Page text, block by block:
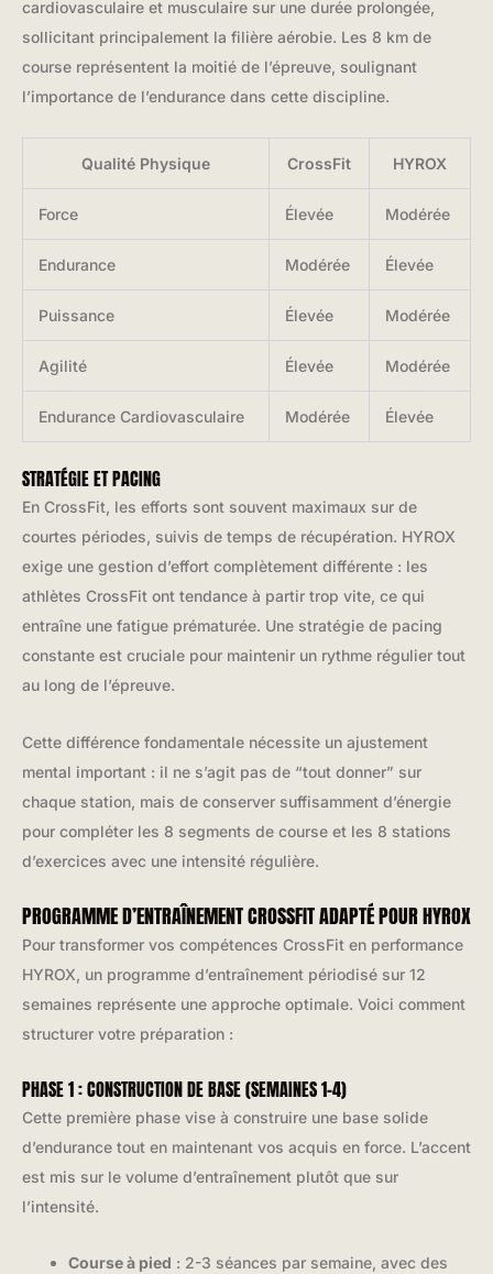
cardiovasculaire et musculaire sur une durée prolongée,
sollicitant principalement la filière aérobie. Les 8 km de
course représentent la moitié de l’épreuve, soulignant
l’importance de l’endurance dans cette discipline.
Qualité Physique CrossFit HYROX
Force Élevée Modérée
Endurance Modérée Élevée
Puissance Élevée Modérée
Agilité Élevée Modérée
Endurance Cardiovasculaire Modérée Élevée
STRATÉGIE ET PACING
En CrossFit, les efforts sont souvent maximaux sur de
courtes périodes, suivis de temps de récupération. HYROX
exige une gestion d’effort complètement différente : les
athlètes CrossFit ont tendance à partir trop vite, ce qui
entraîne une fatigue prématurée. Une stratégie de pacing
constante est cruciale pour maintenir un rythme régulier tout
au long de l’épreuve.
Cette différence fondamentale nécessite un ajustement
mental important : il ne s’agit pas de “tout donner” sur
chaque station, mais de conserver suffisamment d’énergie
pour compléter les 8 segments de course et les 8 stations
d’exercices avec une intensité régulière.
PROGRAMME D’ENTRAÎNEMENT CROSSFIT ADAPTÉ POUR HYROX
Pour transformer vos compétences CrossFit en performance
HYROX, un programme d’entraînement périodisé sur 12
semaines représente une approche optimale. Voici comment
structurer votre préparation :
PHASE 1 : CONSTRUCTION DE BASE (SEMAINES 1-4)
Cette première phase vise à construire une base solide
d’endurance tout en maintenant vos acquis en force. L’accent
est mis sur le volume d’entraînement plutôt que sur
l’intensité.
Course à pied : 2-3 séances par semaine, avec des